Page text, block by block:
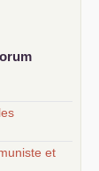
et